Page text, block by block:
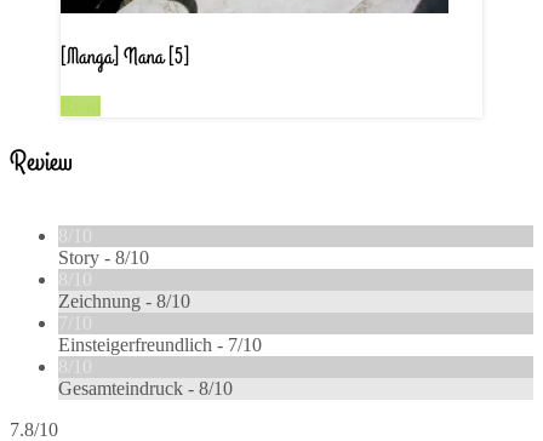
[Manga] Nana [5]
Review
8/10
Story - 8/10
8/10
Zeichnung - 8/10
7/10
Einsteigerfreundlich - 7/10
8/10
Gesamteindruck - 8/10
7.8/10